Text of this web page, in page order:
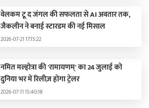
वेलकम टू द जंगल की सफलता से AI अवतार तक,
जैकलीन ने बनाई स्टारडम की नई मिसाल
2026-07-21 17:15:22
नमित मल्होत्रा की 'रामायणम्' का 24 जुलाई को
दुनिया भर में रिलीज़ होगा ट्रेलर
2026-07-11 15:40:18